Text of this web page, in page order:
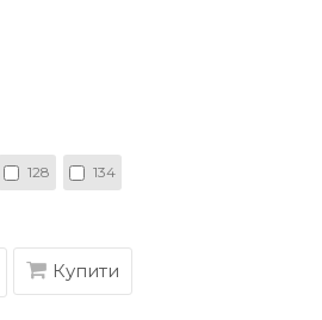
128 134
Купити